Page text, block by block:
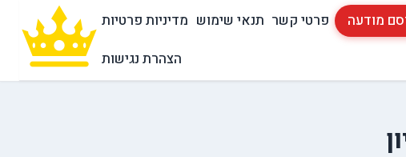
מודעה פרטי קשר תנאי שימוש מדיניות פרטיות
הצהרת נגישות